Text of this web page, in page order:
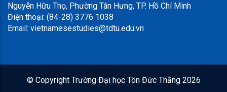
Nguyễn Hữu Thọ, Phường Tân Hưng, TP. Hồ Chí Minh
Điện thoại: (84-28) 3776 1038
Email: vietnamesestudies@tdtu.edu.vn
© Copyright Trường Đại học Tôn Đức Thắng 2026